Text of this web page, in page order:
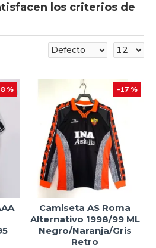
los criterios de
% -17 %
Camiseta AS Roma
Alternativo 1998/99 ML
Negro/Naranja/Gris
Retro